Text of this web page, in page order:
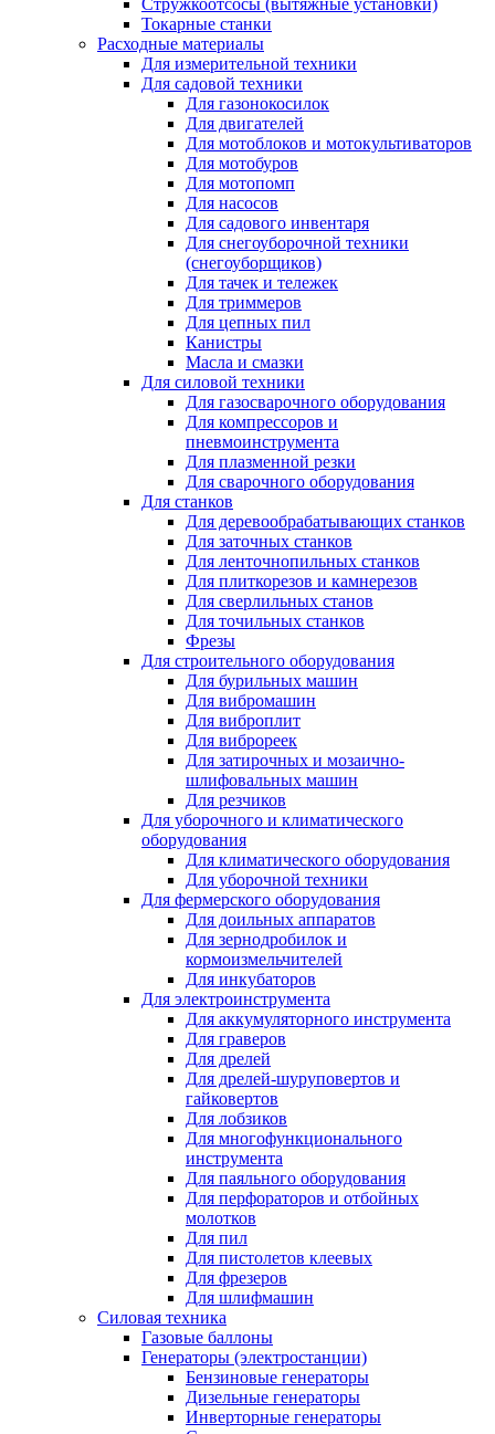
Стружкоотсосы (вытяжные установки)
Токарные станки
Расходные материалы
Для измерительной техники
Для садовой техники
Для газонокосилок
Для двигателей
Для мотоблоков и мотокультиваторов
Для мотобуров
Для мотопомп
Для насосов
Для садового инвентаря
Для снегоуборочной техники
(снегоуборщиков)
Для тачек и тележек
Для триммеров
Для цепных пил
Канистры
Масла и смазки
Для силовой техники
Для газосварочного оборудования
Для компрессоров и
пневмоинструмента
Для плазменной резки
Для сварочного оборудования
Для станков
Для деревообрабатывающих станков
Для заточных станков
Для ленточнопильных станков
Для плиткорезов и камнерезов
Для сверлильных станов
Для точильных станков
Фрезы
Для строительного оборудования
Для бурильных машин
Для вибромашин
Для виброплит
Для виброреек
Для затирочных и мозаично-
шлифовальных машин
Для резчиков
Для уборочного и климатического
оборудования
Для климатического оборудования
Для уборочной техники
Для фермерского оборудования
Для доильных аппаратов
Для зернодробилок и
кормоизмельчителей
Для инкубаторов
Для электроинструмента
Для аккумуляторного инструмента
Для граверов
Для дрелей
Для дрелей-шуруповертов и
гайковертов
Для лобзиков
Для многофункционального
инструмента
Для паяльного оборудования
Для перфораторов и отбойных
молотков
Для пил
Для пистолетов клеевых
Для фрезеров
Для шлифмашин
Силовая техника
Газовые баллоны
Генераторы (электростанции)
Бензиновые генераторы
Дизельные генераторы
Инверторные генераторы